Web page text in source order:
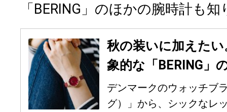
「BERING」のほかの腕時計も
秋の装いに加えた
象的な「BERING」
デンマークのウォッチブ
グ）」から、シックなレ